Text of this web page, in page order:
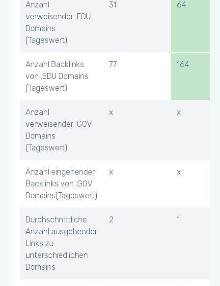
Anzahl
verweisender .EDU
Domains
(Tageswert)
31 64
Anzahl Backlinks
von .EDU Domains
(Tageswert)
77 164
Anzahl
verweisender .GOV
Domains
(Tageswert)
x x
Anzahl eingehender
Backlinks von .GOV
Domains(Tageswert)
x x
Durchschnittliche
Anzahl ausgehender
Links zu
unterschiedlichen
Domains
2 1